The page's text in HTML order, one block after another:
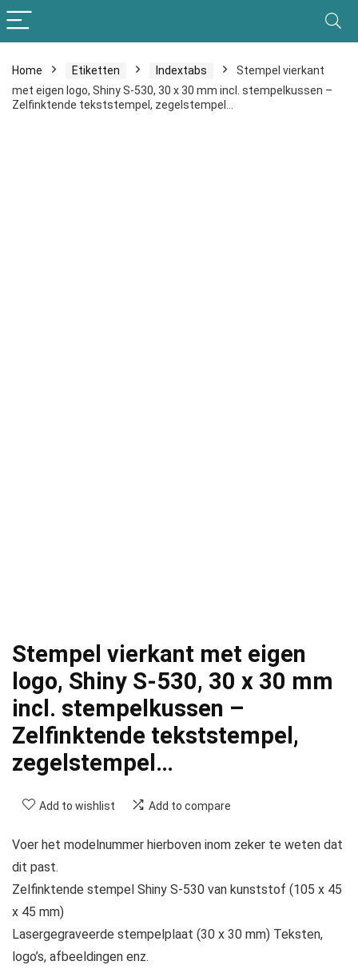
Home Etiketten Indextabs
Stempel vierkant
met eigen logo, Shiny S-530, 30 x 30 mm incl. stempelkussen –
Zelfinktende tekststempel, zegelstempel…
Stempel vierkant met eigen
logo, Shiny S-530, 30 x 30 mm
incl. stempelkussen –
Zelfinktende tekststempel,
zegelstempel…
Add to wishlist Add to compare
Voer het modelnummer hierboven inom zeker te weten dat
dit past.
Zelfinktende stempel Shiny S-530 van kunststof (105 x 45
x 45 mm)
Lasergegraveerde stempelplaat (30 x 30 mm) Teksten,
logo’s, afbeeldingen enz.